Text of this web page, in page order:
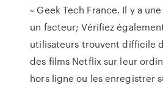
~ Geek Tech France. Il y a
un facteur; Vérifiez
utilisateurs trouvent difficile
des films Netflix sur leur
hors ligne ou les enregistrer